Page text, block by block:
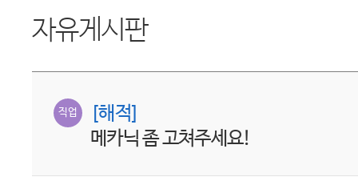
자유게시판
직업
[해적]
메카닉 좀 고쳐주세요!